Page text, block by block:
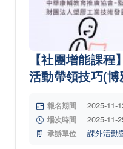
【社團增能課
活動帶領技巧(
報名期間 2025-11-
場次時間 2025-11-
承辦單位 課外活動